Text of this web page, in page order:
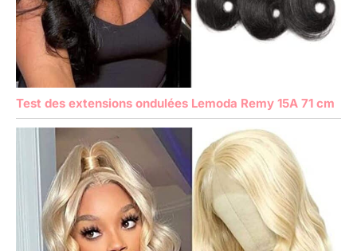
Test des extensions ondulées Lemoda Remy 15A 71 cm